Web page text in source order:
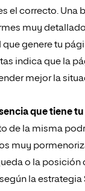
el correcto. Una
muy
que genere tu
indica que la
mejor la
que tiene
de la misma
muy
o la posición
la estrategia